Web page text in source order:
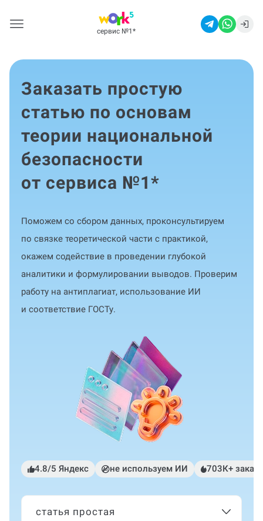
сервис №1 *
Заказать простую
статью по основам
теории национальной
безопасности
от сервиса №1*
Поможем со сбором данных, проконсультируем
по связке теоретической части с практикой,
окажем содействие в проведении глубокой
аналитики и формулировании выводов. Проверим
работу на антиплагиат, использование ИИ
и соответствие ГОСТу.
4.8/5 Яндекс не используем ИИ 703К+
статья простая